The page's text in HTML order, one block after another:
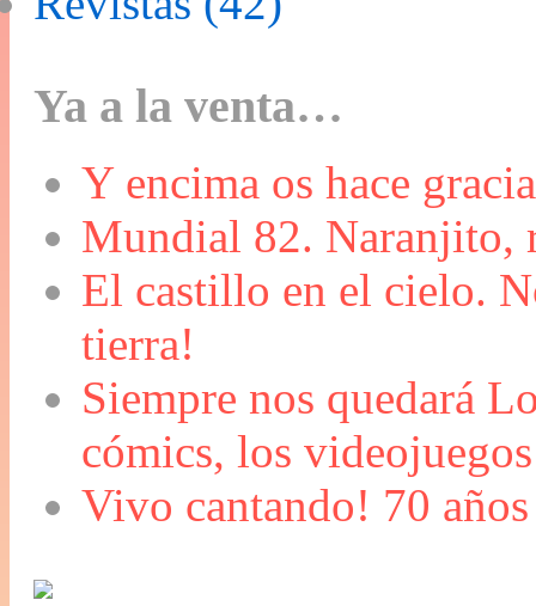
Ya a la venta…
Y encima os hace
Mundial 82. Naranjito,
El castillo en el cielo.
tierra!
Siempre nos quedará
cómics, los
Vivo cantando! 70